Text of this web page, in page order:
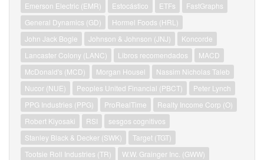
Emerson Electric (EMR)
Estocástico ETFs
FastGraphs
General Dynamics (GD)
Hormel Foods (HRL)
John Jack Bogle
Johnson & Johnson (JNJ)
Koncorde
Lancaster Colony (LANC)
Libros recomendados
MACD
McDonald's (MCD)
Morgan Housel
Nassim Nicholas Taleb
Nucor (NUE)
Peoples United Financial (PBCT)
Peter Lynch
PPG Industries (PPG)
ProRealTime
Realty Income Corp (O)
Robert Kiyosaki
RSI
sesgos cognitivos
Stanley Black & Decker (SWK)
Target (TGT)
Tootsie Roll Industries (TR)
W.W. Grainger Inc. (GWW)